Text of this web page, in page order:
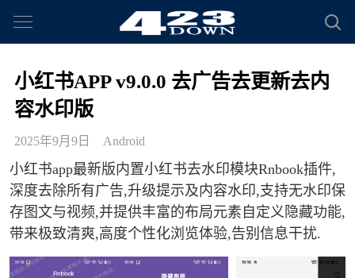
小红书APP v9.0.0 去广告去更新去内
容水印版
2025年9月9日 Android
小红书app最新版内置小红书去水印模块Rnbook插件,
深度去除所有广告,升级提示及内容水印,支持无水印保
存图文与视频,并提供丰富的布局元素自定义隐藏功能,
带来极致清爽,高度个性化浏览体验,告别信息干扰.